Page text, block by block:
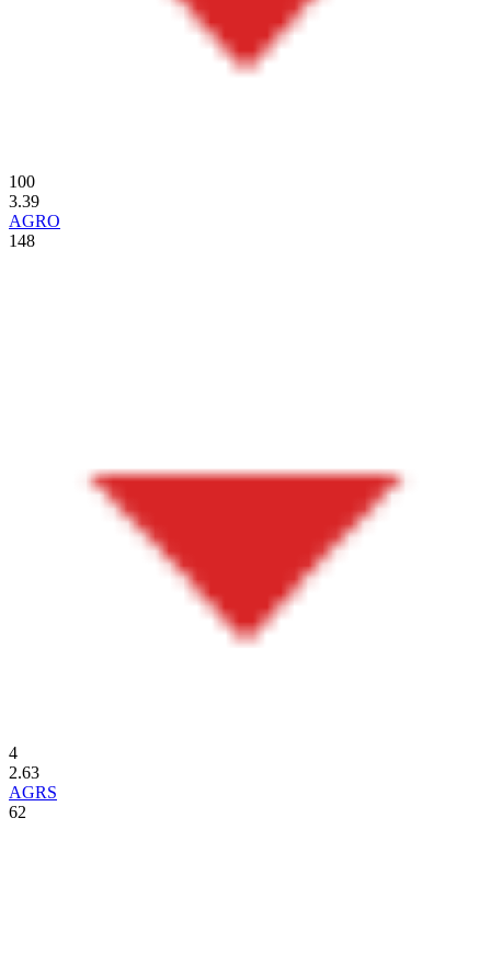
100
3.39
AGRO
148
4
2.63
AGRS
62